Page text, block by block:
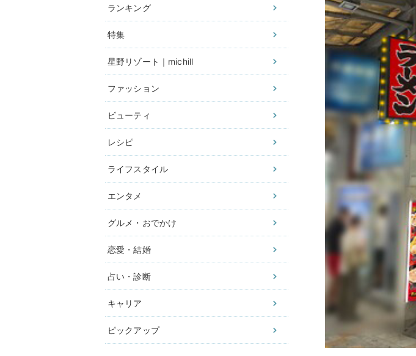
ランキング
特集
星野リゾート｜michill
ファッション
ビューティ
レシピ
ライフスタイル
エンタメ
グルメ・おでかけ
恋愛・結婚
占い・診断
キャリア
ピックアップ